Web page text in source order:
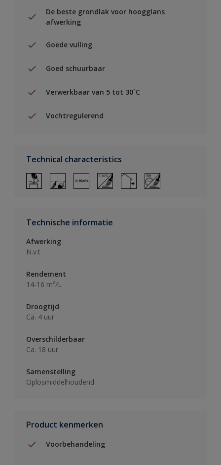
De beste grondlak voor hoogglans
afwerking
Goede vulling
Goed schuurbaar
Verwerkbaar van 5 tot 30˚C
Vochtregulerend
Technical characteristics
Technische informatie
Afwerking
N.v.t
Rendement
14-16 m²/L
Droogtijd
Ca. 4 uur
Overschilderbaar
Ca. 18 uur
Samenstelling
Oplosmiddelhoudend
Product kenmerken
Voorbehandeling